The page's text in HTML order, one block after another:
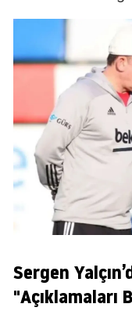
Sergen
"Açıklamaları